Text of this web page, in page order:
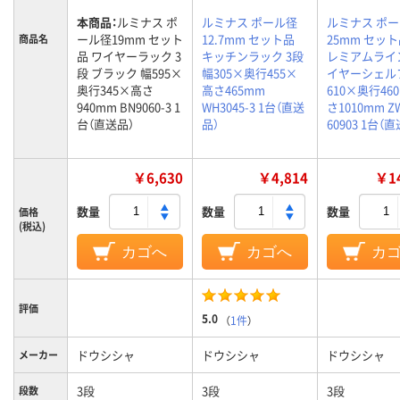
商品名
本商品：ルミナス ポ
ール径19mm セット
品 ワイヤーラック 3
段 ブラック 幅595×
奥行345×高さ
940mm BN9060-3 1
台（直送品）
ルミナス ポール径
12.7mm セット品
キッチンラック 3段
幅305×奥行455×
高さ465mm
WH3045-3 1台（直送
品）
ルミナス ポ
25mm セッ
レミアムライ
イヤーシェル
610×奥行
さ1010mm
60903 1台（直
価格
(税込)
￥6,630
数量
カゴへ
￥4,814
数量
カゴへ
￥
数量
カ
評価
5.0 （1件）
メーカー ドウシシャ ドウシシャ ドウシシャ
段数 3段 3段 3段